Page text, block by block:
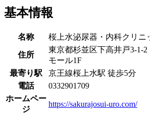
基本情報
名称 桜上水泌尿器・内科クリニ
住所
東京都杉並区下高井戸
モール1F
最寄り駅
京王線桜上水駅 徒歩5分
電話
0332901709
ホームペー
ジ
https://sakurajosui-uro.com/